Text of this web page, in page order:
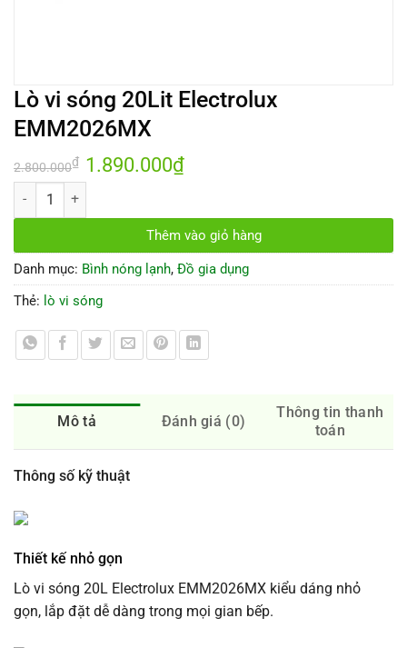
Lò vi sóng 20Lit Electrolux
EMM2026MX
2.800.000₫ Giá
gốc
là:
1.890.000₫Giá
Lò vi sóng 20Lit Electrolux EMM2026MX số lượng
Thêm vào giỏ hàng
Danh mục: Bình nóng lạnh, Đồ gia dụng
Thẻ: lò vi sóng
Mô tả Đánh giá (0)
Thông tin thanh
toán
Thông số kỹ thuật
Thiết kế nhỏ gọn
Lò vi sóng 20L Electrolux EMM2026MX kiểu dáng nhỏ
gọn, lắp đặt dễ dàng trong mọi gian bếp.